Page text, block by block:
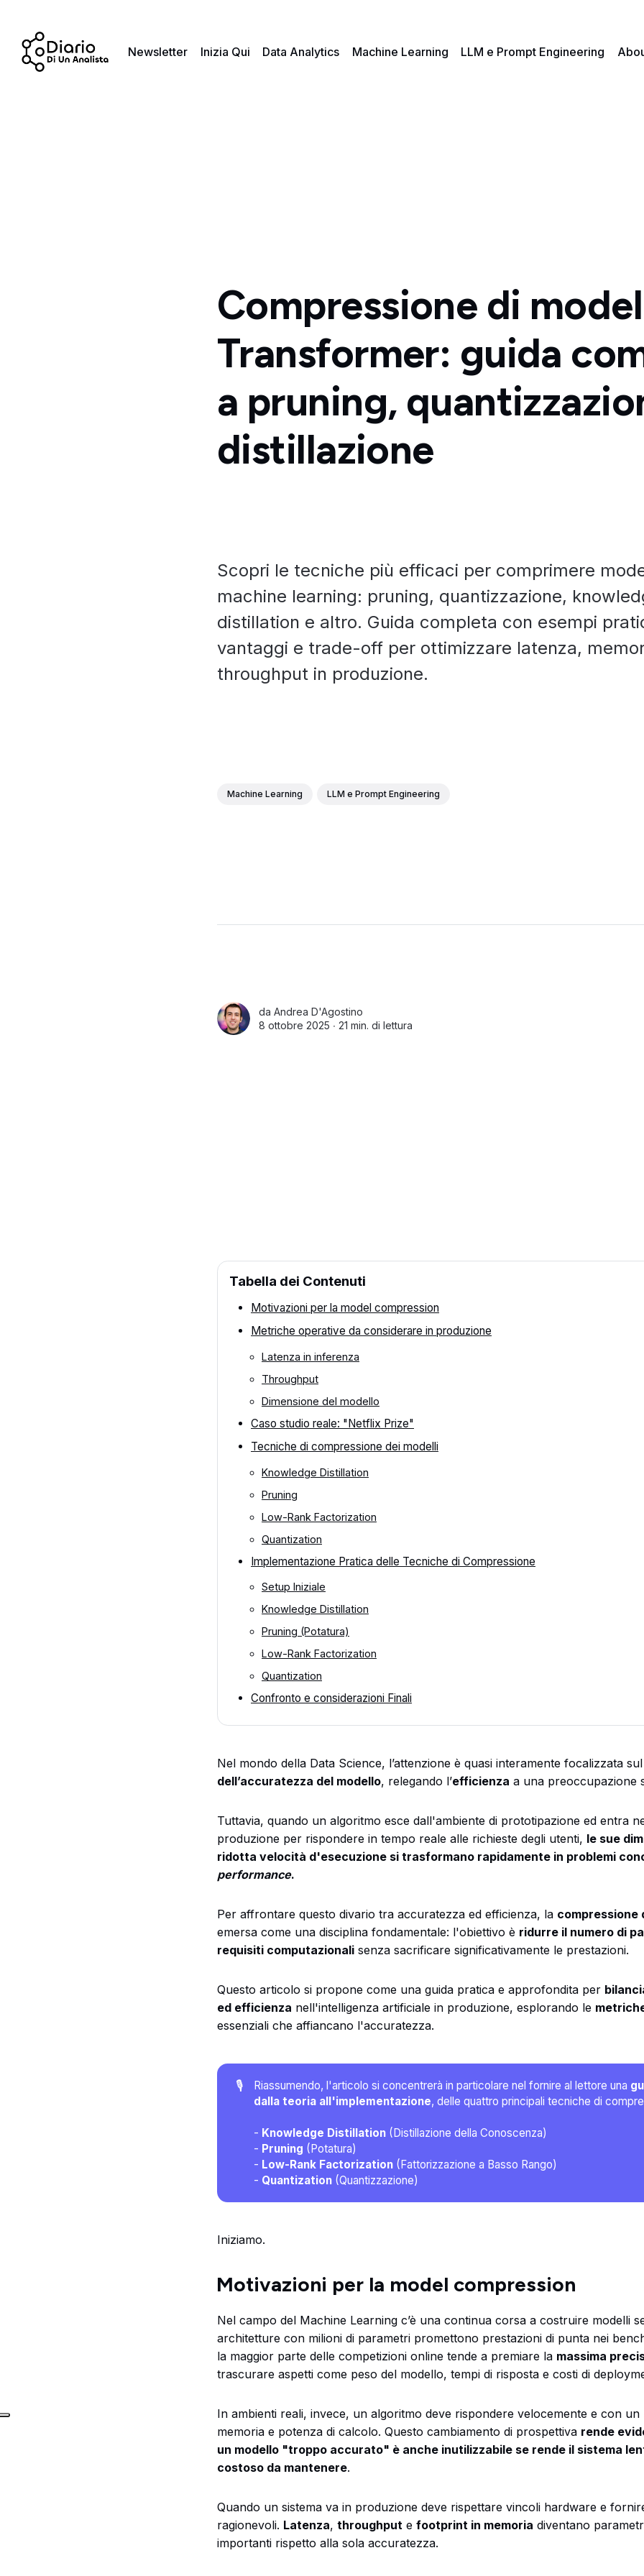
Newsletter Inizia Qui Data Analytics Machine Learning LLM e Prompt Engineering
Compressione di
Transformer: guida
a pruning,
distillazione
Scopri le tecniche più efficaci per comprimere
machine learning: pruning, quantizzazione,
distillation e altro. Guida completa con esempi
vantaggi e trade-off per ottimizzare latenza,
throughput in produzione.
Machine Learning LLM e Prompt Engineering
da Andrea D'Agostino
8 ottobre 2025 ∙ 21 min. di lettura
Tabella dei Contenuti
Motivazioni per la model compression
Metriche operative da considerare in produzione
Latenza in inferenza
Throughput
Dimensione del modello
Caso studio reale: "Netflix Prize"
Tecniche di compressione dei modelli
Knowledge Distillation
Pruning
Low-Rank Factorization
Quantization
Implementazione Pratica delle Tecniche di Compressione
Setup Iniziale
Knowledge Distillation
Pruning (Potatura)
Low-Rank Factorization
Quantization
Confronto e considerazioni Finali
Nel mondo della Data Science, l’attenzione è quasi interamente focalizzata
dell’accuratezza del modello, relegando l’efficienza a una preoccupazione
Tuttavia, quando un algoritmo esce dall'ambiente di prototipazione ed entra
produzione per rispondere in tempo reale alle richieste degli utenti, le sue
ridotta velocità d'esecuzione si trasformano rapidamente in problemi
performance.
Per affrontare questo divario tra accuratezza ed efficienza, la compressione
emersa come una disciplina fondamentale: l'obiettivo è ridurre il numero di
requisiti computazionali senza sacrificare significativamente le prestazioni.
Questo articolo si propone come una guida pratica e approfondita per
ed efficienza nell'intelligenza artificiale in produzione, esplorando le
essenziali che affiancano l'accuratezza.
🎙️ Riassumendo, l'articolo si concentrerà in particolare nel fornire al lettore una
dalla teoria all'implementazione, delle quattro principali tecniche di
- Knowledge Distillation (Distillazione della Conoscenza)
- Pruning (Potatura)
- Low-Rank Factorization (Fattorizzazione a Basso Rango)
- Quantization (Quantizzazione)
Iniziamo.
Motivazioni per la model compression
Nel campo del Machine Learning c’è una continua corsa a costruire modelli
architetture con milioni di parametri promettono prestazioni di punta nei
la maggior parte delle competizioni online tende a premiare la massima
trascurare aspetti come peso del modello, tempi di risposta e costi di
In ambienti reali, invece, un algoritmo deve rispondere velocemente e con
memoria e potenza di calcolo. Questo cambiamento di prospettiva rende
un modello "troppo accurato" è anche inutilizzabile se rende il sistema
costoso da mantenere.
Quando un sistema va in produzione deve rispettare vincoli hardware e
ragionevoli. Latenza, throughput e footprint in memoria diventano
importanti rispetto alla sola accuratezza.